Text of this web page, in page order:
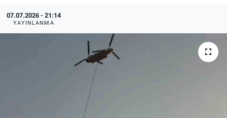
07.07.2026 - 21:14
YAYINLANMA